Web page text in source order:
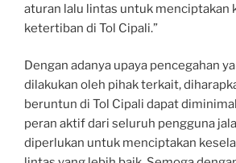
aturan lalu lintas untuk menciptakan
ketertiban di Tol Cipali.”
Dengan adanya upaya pencegahan
dilakukan oleh pihak terkait,
beruntun di Tol Cipali dapat
peran aktif dari seluruh pengguna
diperlukan untuk menciptakan